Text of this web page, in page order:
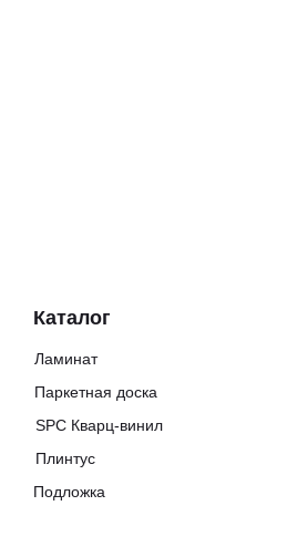
Каталог
Ламинат
Паркетная доска
SPC Кварц-винил
Плинтус
Подложка